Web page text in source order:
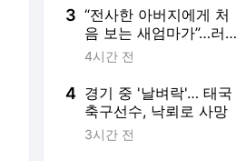
3 “전사한 아버지에게 처
음 보는 새엄마가”…러
보상금 노린 '검은 과부'
4시간 전
4 경기 중 '날벼락'… 태국
축구선수, 낙뢰로 사망
3시간 전